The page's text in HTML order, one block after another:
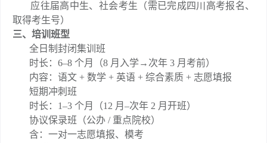
应往届高中生、社会考生（需已完成四川高考报名、
取得考生号）
三、培训班型
全日制封闭集训班
时长：6–8 个月（8 月入学→次年 3 月考前）
内容：语文 + 数学 + 英语 + 综合素质 + 志愿填报
短期冲刺班
时长：1–3 个月（12 月–次年 2 月开班）
协议保录班（公办 / 重点院校）
含：一对一志愿填报、模考